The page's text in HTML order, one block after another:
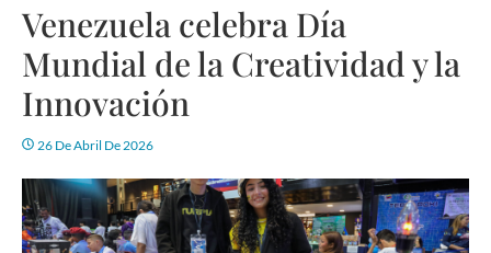
Venezuela celebra Día
Mundial de la Creatividad y la
Innovación
26 De Abril De 2026